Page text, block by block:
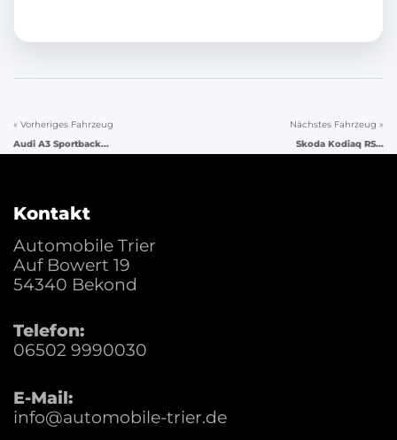
« Vorheriges Fahrzeug
Audi A3 Sportback...
Nächstes Fahrzeug »
Skoda Kodiaq RS...
Kontakt
Automobile Trier
Auf Bowert 19
54340 Bekond
Telefon:
06502 9990030
E-Mail:
info@automobile-trier.de